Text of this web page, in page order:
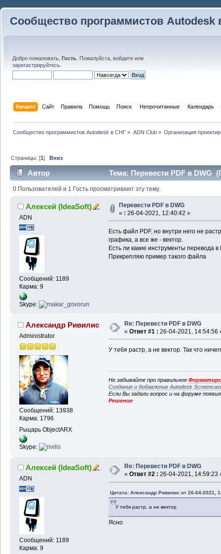
Сообщество программистов Autodesk
Добро пожаловать, Гость . Пожалуйста, войдите или
зарегистрируйтесь
Начало Сайт Правила Помощь Поиск Непрочитанные Календарь
Сообщество программистов Autodesk в СНГ » ADN Club» Организация
Страницы: [1]Вниз
Автор Тема: Перевести PDF в DWG
0 Пользователей и 1 Гость просматривают эту тему.
Алексей (IdeaSoft)
ADN
Сообщений: 1189
Карма: 9
Skype:
Перевести PDF в DWG
« : 26-04-2021, 12:40:42 »
Есть файл PDF, но внутри него не
графика, а все же - вектор.
Есть ли какие инструменты перевода в
Прикрепляю пример такого файла
Александр Ривилис
Administrator
Сообщений: 13938
Карма: 1796
Рыцарь ObjectARX
Skype:
Re: Перевести PDF в DWG
« Ответ #1 : 26-04-2021, 14:54:56
У тебя растр, а не вектор. Так что
Не забывайте про правильное
Создание и добавление Autodesk
Если Вы задали вопрос и на форуме
Решение
Алексей (IdeaSoft)
ADN
Сообщений: 1189
Карма: 9
Re: Перевести PDF в DWG
« Ответ #2 : 26-04-2021, 14:59:23
Цитата: Александр Ривилис от 26-04-2021,
У тебя растр, а не вектор
Ясно